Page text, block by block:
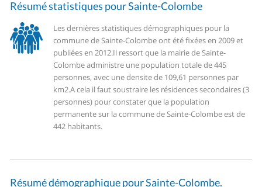
Résumé statistiques pour Sainte-Colombe
Les dernières statistiques démographiques pour la
commune de Sainte-Colombe ont été fixées en 2009 et
publiées en 2012.Il ressort que la mairie de Sainte-
Colombe administre une population totale de 445
personnes, avec une densite de 109,61 personnes par
km2.A cela il faut soustraire les résidences secondaires (3
personnes) pour constater que la population
permanente sur la commune de Sainte-Colombe est de
442 habitants.
Résumé démographique pour Sainte-Colombe.